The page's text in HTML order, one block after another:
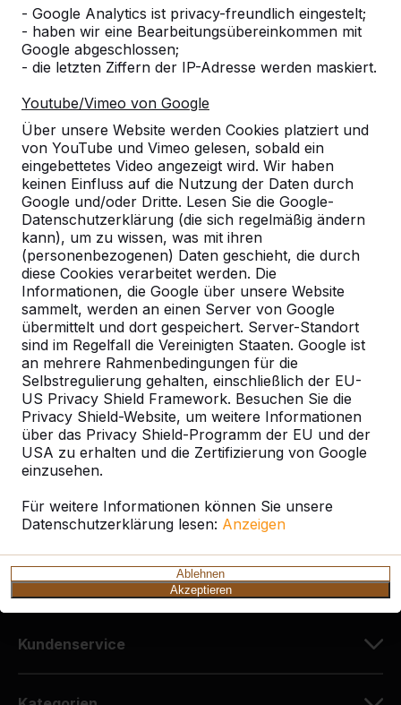
- Google Analytics ist privacy-freundlich eingestelt;
- haben wir eine Bearbeitungsübereinkommen mit
Google abgeschlossen;
- die letzten Ziffern der IP-Adresse werden maskiert.
Youtube/Vimeo von Google
Über unsere Website werden Cookies platziert und
von YouTube und Vimeo gelesen, sobald ein
eingebettetes Video angezeigt wird. Wir haben
keinen Einfluss auf die Nutzung der Daten durch
Google und/oder Dritte. Lesen Sie die Google-
Datenschutzerklärung (die sich regelmäßig ändern
kann), um zu wissen, was mit ihren
(personenbezogenen) Daten geschieht, die durch
diese Cookies verarbeitet werden. Die
Informationen, die Google über unsere Website
sammelt, werden an einen Server von Google
übermittelt und dort gespeichert. Server-Standort
sind im Regelfall die Vereinigten Staaten. Google ist
an mehrere Rahmenbedingungen für die
Selbstregulierung gehalten, einschließlich der EU-
US Privacy Shield Framework. Besuchen Sie die
Privacy Shield-Website, um weitere Informationen
über das Privacy Shield-Programm der EU und der
USA zu erhalten und die Zertifizierung von Google
einzusehen.
Für weitere Informationen können Sie unsere
Datenschutzerklärung lesen: Anzeigen
Ablehnen
Akzeptieren
Alles anzeigen
Ort oder Postleitzahl suchen
Zie ook
Hinterhausen
Kontakt
HeBlad Deutschland
Diekerstraße 97
42781 Haan
Deutschland
+49 212 934 77 25
info@HeBlad.de
Kundenservice